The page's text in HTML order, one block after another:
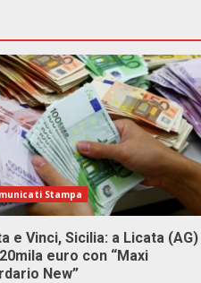
Stampa
e Vinci, Sicilia: a Licata (AG)
euro con “Maxi
New”